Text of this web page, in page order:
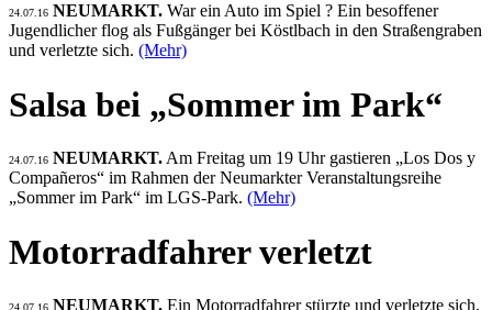
24.07.16 NEUMARKT. War ein Auto im Spiel ? Ein besoffener
Jugendlicher flog als Fußgänger bei Köstlbach in den Straßengraben
und verletzte sich. (Mehr)
Salsa bei „Sommer im Park“
24.07.16 NEUMARKT. Am Freitag um 19 Uhr gastieren „Los Dos y
Compañeros“ im Rahmen der Neumarkter Veranstaltungsreihe
„Sommer im Park“ im LGS-Park. (Mehr)
Motorradfahrer verletzt
24.07.16 NEUMARKT. Ein Motorradfahrer stürzte und verletzte sich,